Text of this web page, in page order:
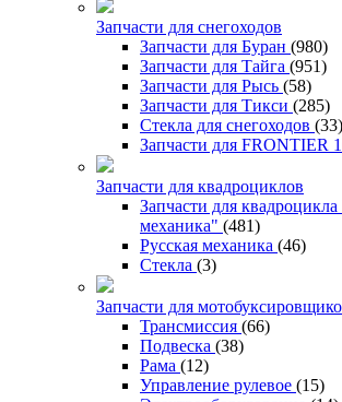
Запчасти для снегоходов
Запчасти для Буран (980)
Запчасти для Тайга (951)
Запчасти для Рысь (58)
Запчасти для Тикси (285)
Стекла для снегоходов (33)
Запчасти для FRONTIER
Запчасти для квадроциклов
Запчасти для
механика" (481)
Русская механика (46)
Стекла (3)
Запчасти для
Трансмиссия (66)
Подвеска (38)
Рама (12)
Управление рулевое (15)